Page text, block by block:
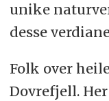
unike
desse
Folk over
Dovrefjell.